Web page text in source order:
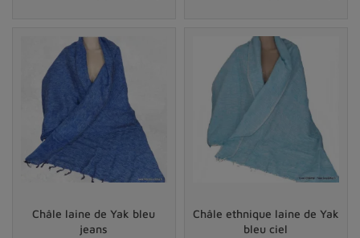
Châle laine de Yak bleu
jeans
Châle ethnique laine de Yak
bleu ciel